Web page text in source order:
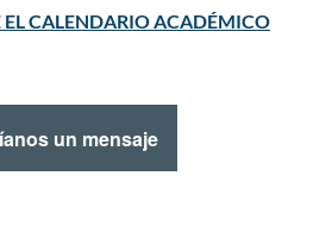
EL CALENDARIO ACADÉMICO
un mensaje